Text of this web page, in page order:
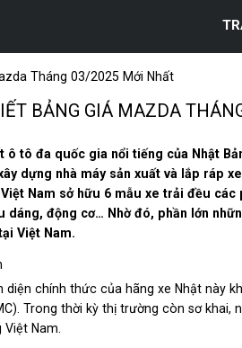
Tháng 03/2025 Mới Nhất
BẢNG GIÁ MAZDA
ô tô đa quốc gia nổi tiếng của Nhật
dựng nhà máy sản xuất và lắp ráp
Nam sở hữu 6 mẫu xe trải đều
dáng, động cơ… Nhờ đó, phần lớn
Việt Nam.
diện chính thức của hãng xe Nhật này
Trong thời kỳ thị trường còn sơ
Nam.